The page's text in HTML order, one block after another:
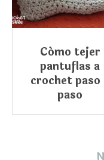
Cómo tejer
pantuflas a
crochet paso
paso